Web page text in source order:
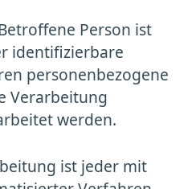
Person ist
identifizierbare
personenbezogene
Verarbeitung
werden.
ist jeder mit